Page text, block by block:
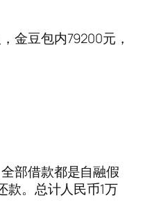
金豆包内79200元，
部借款都是自融假
款。总计人民币1万